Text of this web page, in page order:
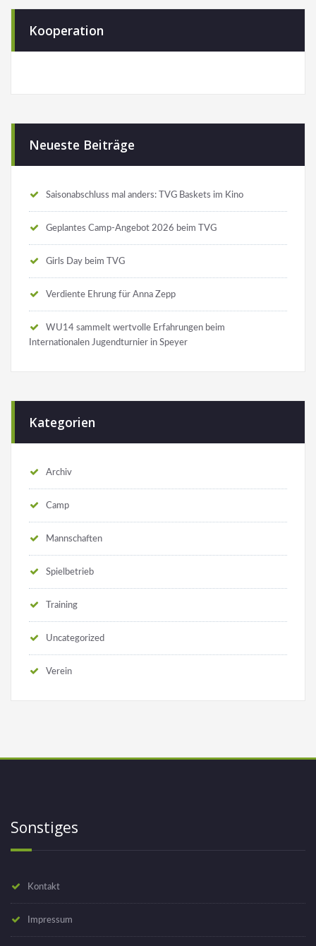
Kooperation
Neueste Beiträge
Saisonabschluss mal anders: TVG Baskets im Kino
Geplantes Camp-Angebot 2026 beim TVG
Girls Day beim TVG
Verdiente Ehrung für Anna Zepp
WU14 sammelt wertvolle Erfahrungen beim
Internationalen Jugendturnier in Speyer
Kategorien
Archiv
Camp
Mannschaften
Spielbetrieb
Training
Uncategorized
Verein
Sonstiges
Kontakt
Impressum